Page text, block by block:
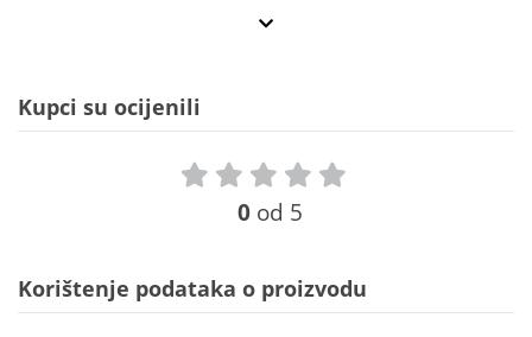
Kupci su ocijenili
0 od 5
Korištenje podataka o proizvodu